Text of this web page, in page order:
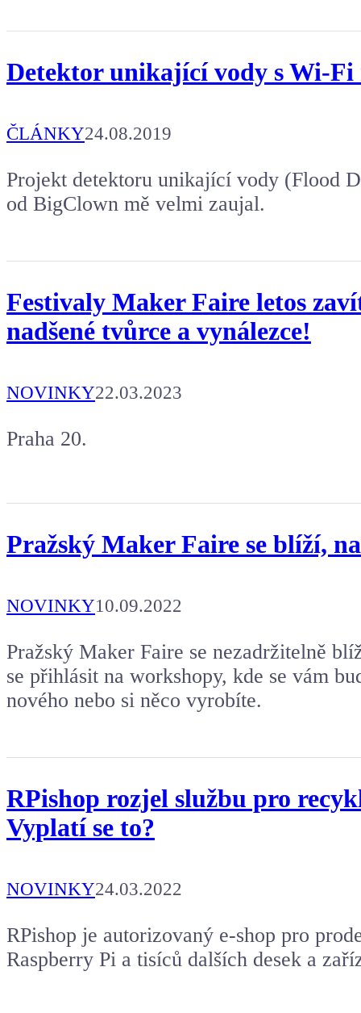
Detektor unikající vody s Wi-Fi
ČLÁNKY24.08.2019
Projekt detektoru unikající vody (Flood
od BigClown mě velmi zaujal.
Festivaly Maker Faire letos
nadšené tvůrce a vynálezce!
NOVINKY22.03.2023
Praha 20.
Pražský Maker Faire se blíží,
NOVINKY10.09.2022
Pražský Maker Faire se nezadržitelně
se přihlásit na workshopy, kde se vám
nového nebo si něco vyrobíte.
RPishop rozjel službu pro
Vyplatí se to?
NOVINKY24.03.2022
RPishop je autorizovaný e-shop pro
Raspberry Pi a tisíců dalších desek a